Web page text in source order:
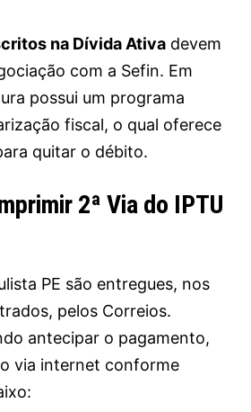
na Dívida Ativa devem
com a Sefin. Em
possui um programa
fiscal, o qual oferece
quitar o débito.
2ª Via do IPTU
PE são entregues, nos
pelos Correios.
antecipar o pagamento,
via internet conforme